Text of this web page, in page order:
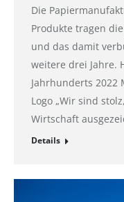
Die
Produkte tragen
und das damit
weitere drei Jahre.
Jahrhunderts 2022
Logo „Wir sind
Wirtschaft
Details